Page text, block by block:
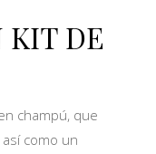
KIT DE
champú, que
como un